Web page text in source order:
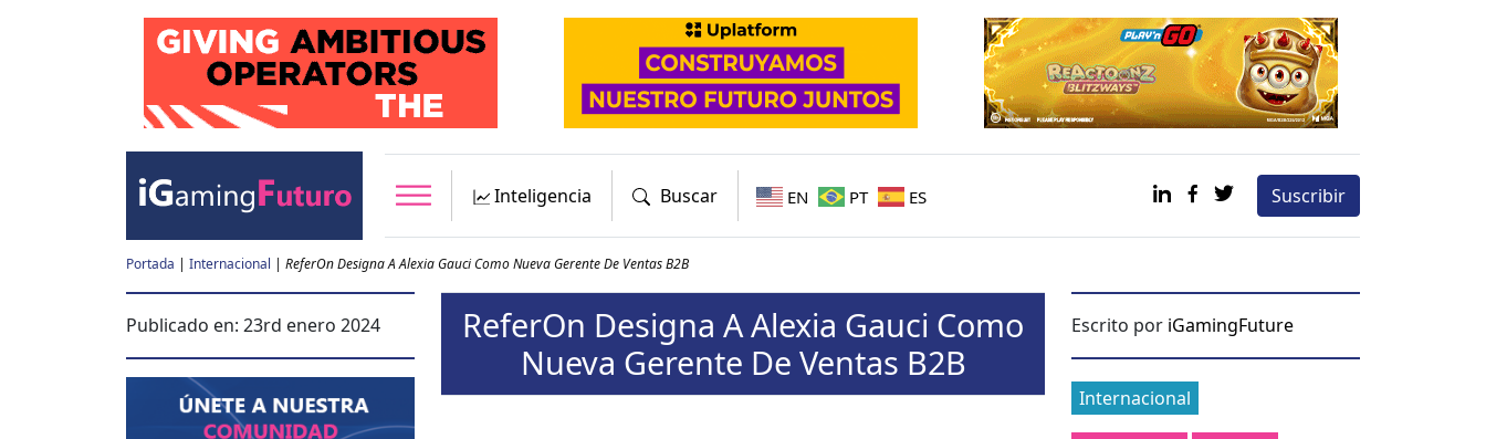
Inteligencia Buscar EN PT ES Suscribir
Portada | Internacional | ReferOn Designa A Alexia Gauci Como Nueva Gerente De Ventas B2B
ReferOn Designa A Alexia Gauci Como
Nueva Gerente De Ventas B2B
Publicado en: 23rd enero 2024 Escrito por iGamingFuture
Categories
Internacional